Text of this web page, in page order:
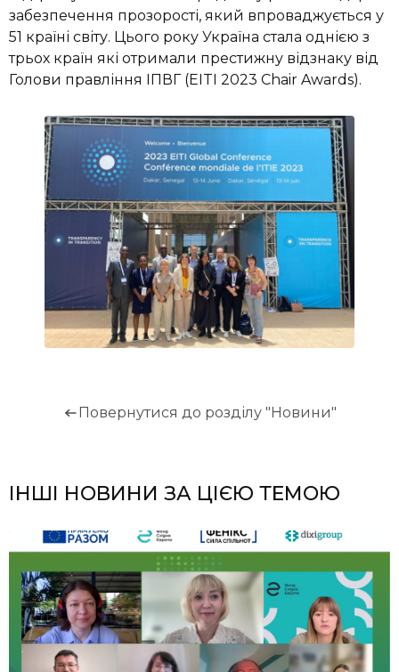
забезпечення прозорості, який впроваджується у
51 країні світу. Цього року Україна стала однією з
трьох країн які отримали престижну відзнаку від
Голови правління ІПВГ (EITI 2023 Chair Awards).
Повернутися до розділу "Новини"
ІНШІ НОВИНИ ЗА ЦІЄЮ ТЕМОЮ